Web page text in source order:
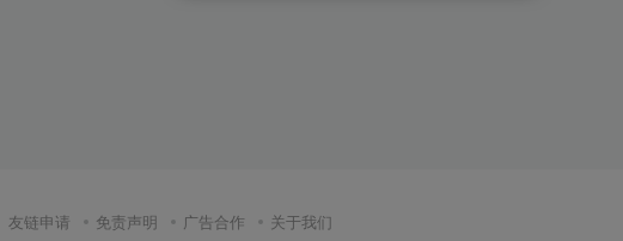
友链申请 免责声明 广告合作 关于我们